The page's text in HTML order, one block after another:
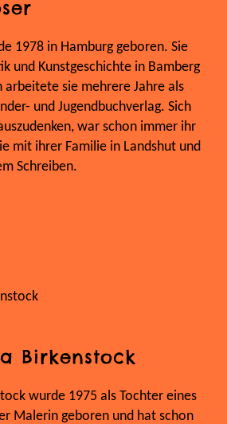
1978 in Hamburg geboren. Sie
und Kunstgeschichte in Bamberg
arbeitete sie mehrere Jahre als
und Jugendbuchverlag. Sich
war schon immer ihr
mit ihrer Familie in Landshut und
Schreiben.
Birkenstock
wurde 1975 als Tochter eines
Malerin geboren und hat schon